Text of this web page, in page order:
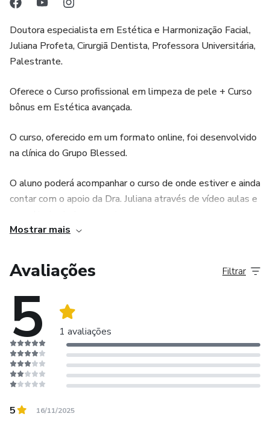
sobre a importância da higiene e segurança, na prática dos
tratamentos.
Além disso, os alunos receberão um certificado de
adquiridos ao longo do curso para melhorar a sua prática
profissional.
Doutora especialista em Estética e Harmonização Facial,
Juliana Profeta, Cirurgiã Dentista, Professora Universitária,
Palestrante.
Oferece o Curso profissional em limpeza de pele + Curso
bônus em Estética avançada.
O curso, oferecido em um formato online, foi desenvolvido
na clínica do Grupo Blessed.
O aluno poderá acompanhar o curso de onde estiver e ainda
contar com o apoio da Dra. Juliana através de vídeo aulas e
PDF,.Grupo de companhamento e de apoio via Telegram
como tratamento de acne, limpeza de pele e cuidados com
a pele.
Além disso, o curso também oferece informações sobre
como montar um consultório de estética, bem como
conhecimentos sobre Empreendedorismo no mercado de
Mostrar mais
Avaliações
5 1 avaliações
Filtrar
5 16/11/2025